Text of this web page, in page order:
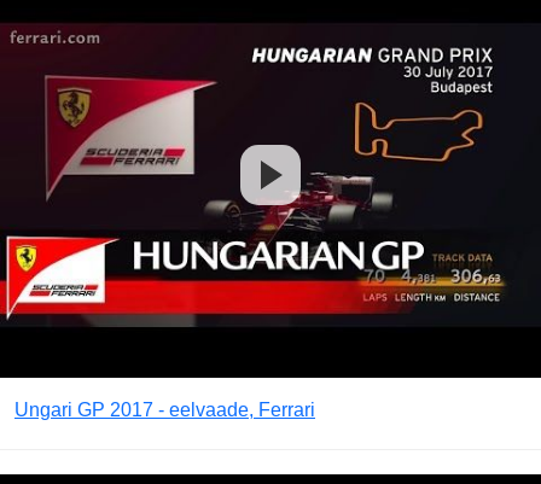
Ungari GP 2017 - eelvaade, Ferrari